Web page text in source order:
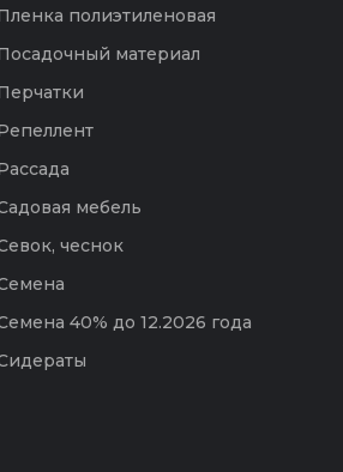
полиэтиленовая
материал
мебель
чеснок
40% до 12.2026 года